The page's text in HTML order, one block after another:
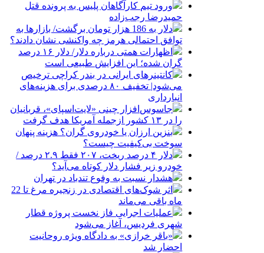
ورود تیم کارآگاهان پلیس به پرونده قتل
حمیدرضا رجب‌زاده
دلار به 186 هزار تومان برگشت/ بازارها به
توافق احتمالی هرمز چه واکنشی نشان دادند؟
اظهارات همتی درباره دلار/ دلار ۱۶ درصد
گران شده؛ این افزایش طبیعی است
کانتینرهای ایرانی در بندر کراچی ترخیص
می‌شود| تخفیف ۸۰ درصدی برای هزینه‌های
انبارداری
جاسوس‌افزار چینی «لایت‌اسپای»، قربانیان
را در ۱۳ کشور ازجمله آمریکا هدف گرفت
بنزین ارزان یا خودروی گران؟ هزینه پنهان
سوخت بی‌کیفیت چیست؟
دلار ۴ درصد ریخت، ۲۰۷ فقط ۲.۹ درصد /
خودرو زیر فشار دلار کوتاه می‌آید؟
هشدار نسبت به وفوع تندباد در تهران
اثر شوک‌های اقتصادی در زنجیره مرغ تا 22
ماه باقی می‌ماند
عملیات اجرایی فاز نخست پروژه قطار
شهری فردیس، آغاز می‌شود
«باقر خرازی» به دادگاه ویژه روحانیت
احضار شد